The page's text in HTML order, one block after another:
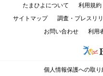
たまひよについて 利用規約
サイトマップ
調査・プレスリ
お問い合わせ
利用
個人情報保護への取